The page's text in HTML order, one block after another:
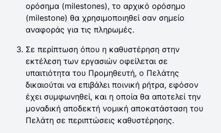
ορόσημα (milestones), το αρχικό ορόσημο
(milestone) θα χρησιμοποιηθεί σαν σημείο
αναφοράς για τις πληρωμές.
Σε περίπτωση όπου η καθυστέρηση στην
εκτέλεση των εργασιών οφείλεται σε
υπαιτιότητα του Προμηθευτή, ο Πελάτης
δικαιούται να επιβάλει ποινική ρήτρα, εφόσον
έχει συμφωνηθεί, και η οποία θα αποτελεί την
μοναδική αποδεκτή νομική αποκατάσταση του
Πελάτη σε περιπτώσεις καθυστέρησης.